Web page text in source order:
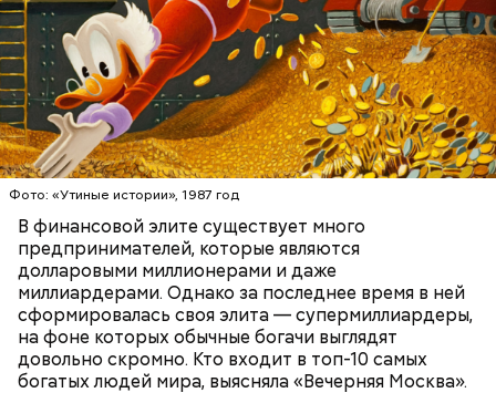
Фото: «Утиные истории», 1987 год
В финансовой элите существует много
предпринимателей, которые являются
долларовыми миллионерами и даже
миллиардерами. Однако за последнее время в ней
сформировалась своя элита — супермиллиардеры,
на фоне которых обычные богачи выглядят
довольно скромно. Кто входит в топ-10 самых
богатых людей мира, выясняла «Вечерняя Москва».
Фото: Shutterstock
БОГАТСТВО
БИЗНЕС
ПРЕДПРИНИМАТЕЛИ
МИЛЛИАРДЕРЫ
ДЕНЬГИ